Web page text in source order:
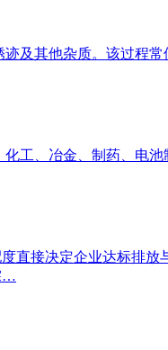
及其他杂质。该过程
、冶金、制药、电池
直接决定企业达标排
…